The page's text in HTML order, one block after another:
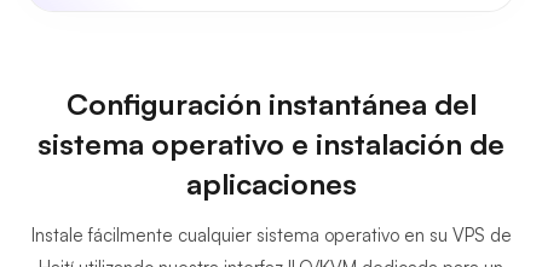
Configuración instantánea del
sistema operativo e instalación de
aplicaciones
Instale fácilmente cualquier sistema operativo en su VPS de